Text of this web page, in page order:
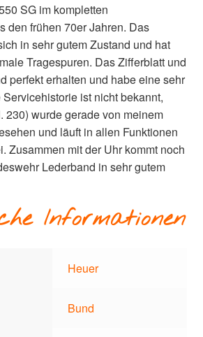
SG im kompletten
den frühen 70er Jahren. Das
in sehr gutem Zustand und hat
Tragespuren. Das Zifferblatt und
perfekt erhalten und habe eine sehr
ist nicht bekannt,
230) wurde gerade von meinem
und läuft in allen Funktionen
Zusammen mit der Uhr kommt noch
Lederband in sehr gutem
Informationen
Heuer
Bund